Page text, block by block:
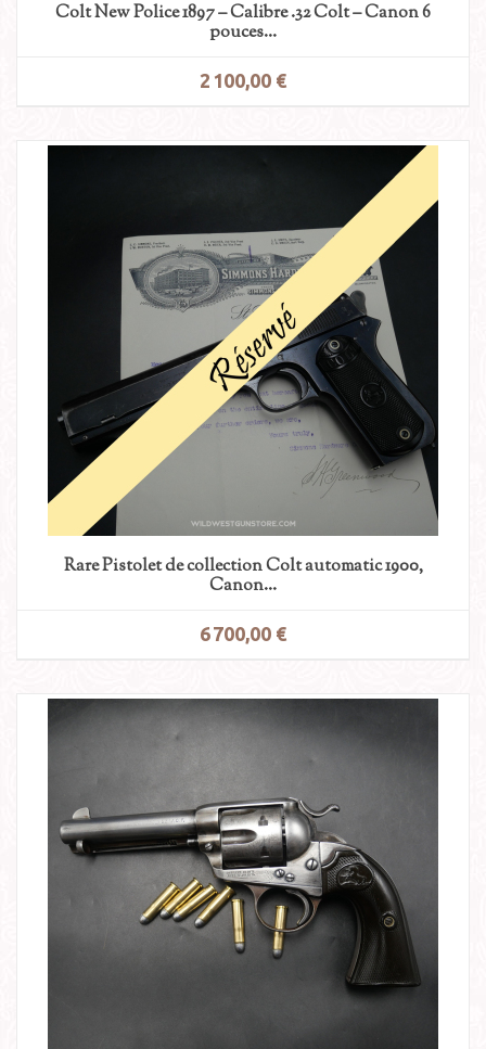
Colt New Police 1897 – Calibre .32 Colt – Canon 6
pouces...
2 100,00 €
Rare Pistolet de collection Colt automatic 1900,
Canon...
6 700,00 €